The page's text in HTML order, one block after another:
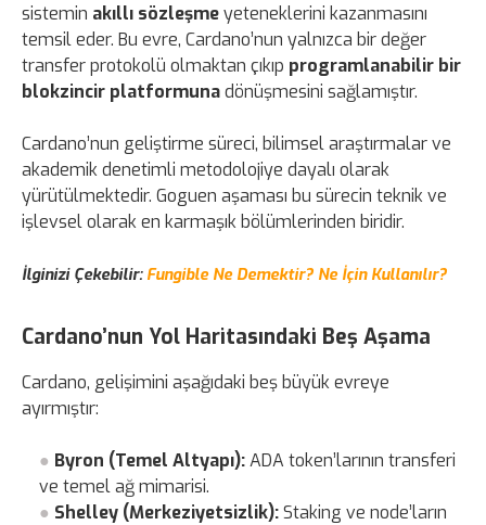
sistemin akıllı sözleşmeyeteneklerini kazanmasını
temsil eder. Bu evre, Cardano’nun yalnızca bir değer
transfer protokolü olmaktan çıkıp programlanabilir bir
blokzincir platformunadönüşmesini sağlamıştır.
Cardano’nun geliştirme süreci, bilimsel araştırmalar ve
akademik denetimli metodolojiye dayalı olarak
yürütülmektedir. Goguen aşaması bu sürecin teknik ve
işlevsel olarak en karmaşık bölümlerinden biridir.
İlginizi Çekebilir: Fungible Ne Demektir? Ne İçin Kullanılır?
Cardano’nun Yol Haritasındaki Beş Aşama
Cardano, gelişimini aşağıdaki beş büyük evreye
ayırmıştır:
Byron (Temel Altyapı):ADA token’larının transferi
ve temel ağ mimarisi.
Shelley (Merkeziyetsizlik):Staking ve node’ların